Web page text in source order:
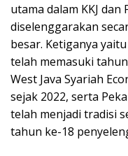
utama dalam KKJ dan
diselenggarakan
besar. Ketiganya
telah memasuki
West Java Syariah
sejak 2022, serta
telah menjadi tradisi
tahun ke-18